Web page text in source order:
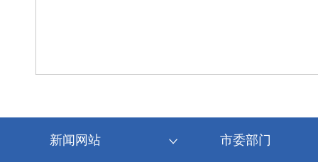
新闻网站 市委部门